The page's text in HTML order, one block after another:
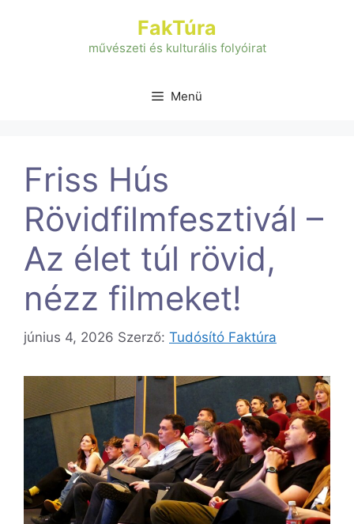
FakTúra
művészeti és kulturális folyóirat
Menü
Friss Hús
Rövidfilmfesztivál –
Az élet túl rövid,
nézz filmeket!
június 4, 2026 Szerző: Tudósító Faktúra